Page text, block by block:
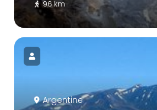
96 km
Argentine